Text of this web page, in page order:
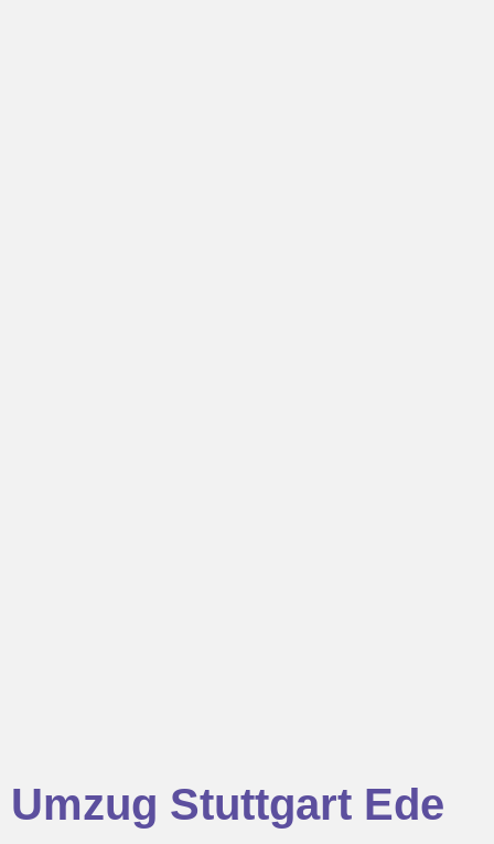
Umzug Stuttgart Ede